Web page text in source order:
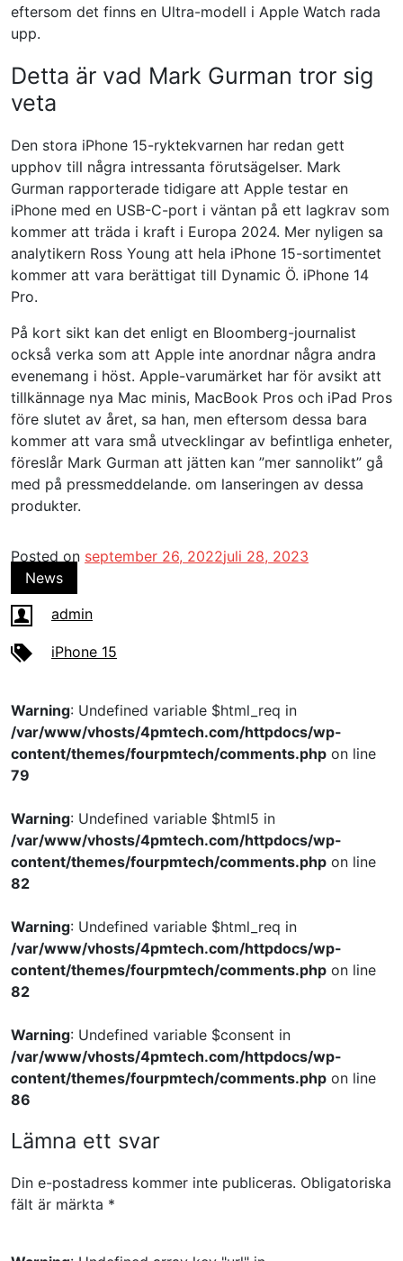
eftersom det finns en Ultra-modell i Apple Watch rada
upp.
Detta är vad Mark Gurman tror sig
veta
Den stora iPhone 15-ryktekvarnen har redan gett
upphov till några intressanta förutsägelser. Mark
Gurman rapporterade tidigare att Apple testar en
iPhone med en USB-C-port i väntan på ett lagkrav som
kommer att träda i kraft i Europa 2024. Mer nyligen sa
analytikern Ross Young att hela iPhone 15-sortimentet
kommer att vara berättigat till Dynamic Ö. iPhone 14
Pro.
På kort sikt kan det enligt en Bloomberg-journalist
också verka som att Apple inte anordnar några andra
evenemang i höst. Apple-varumärket har för avsikt att
tillkännage nya Mac minis, MacBook Pros och iPad Pros
före slutet av året, sa han, men eftersom dessa bara
kommer att vara små utvecklingar av befintliga enheter,
föreslår Mark Gurman att jätten kan ”mer sannolikt” gå
med på pressmeddelande. om lanseringen av dessa
produkter.
Posted on september 26, 2022juli 28, 2023
News
admin
iPhone 15
Warning: Undefined variable $html_req in
/var/www/vhosts/4pmtech.com/httpdocs/wp-
content/themes/fourpmtech/comments.php on line
79
Warning: Undefined variable $html5 in
/var/www/vhosts/4pmtech.com/httpdocs/wp-
content/themes/fourpmtech/comments.php on line
82
Warning: Undefined variable $html_req in
/var/www/vhosts/4pmtech.com/httpdocs/wp-
content/themes/fourpmtech/comments.php on line
82
Warning: Undefined variable $consent in
/var/www/vhosts/4pmtech.com/httpdocs/wp-
content/themes/fourpmtech/comments.php on line
86
Lämna ett svar
Din e-postadress kommer inte publiceras. Obligatoriska
fält är märkta *